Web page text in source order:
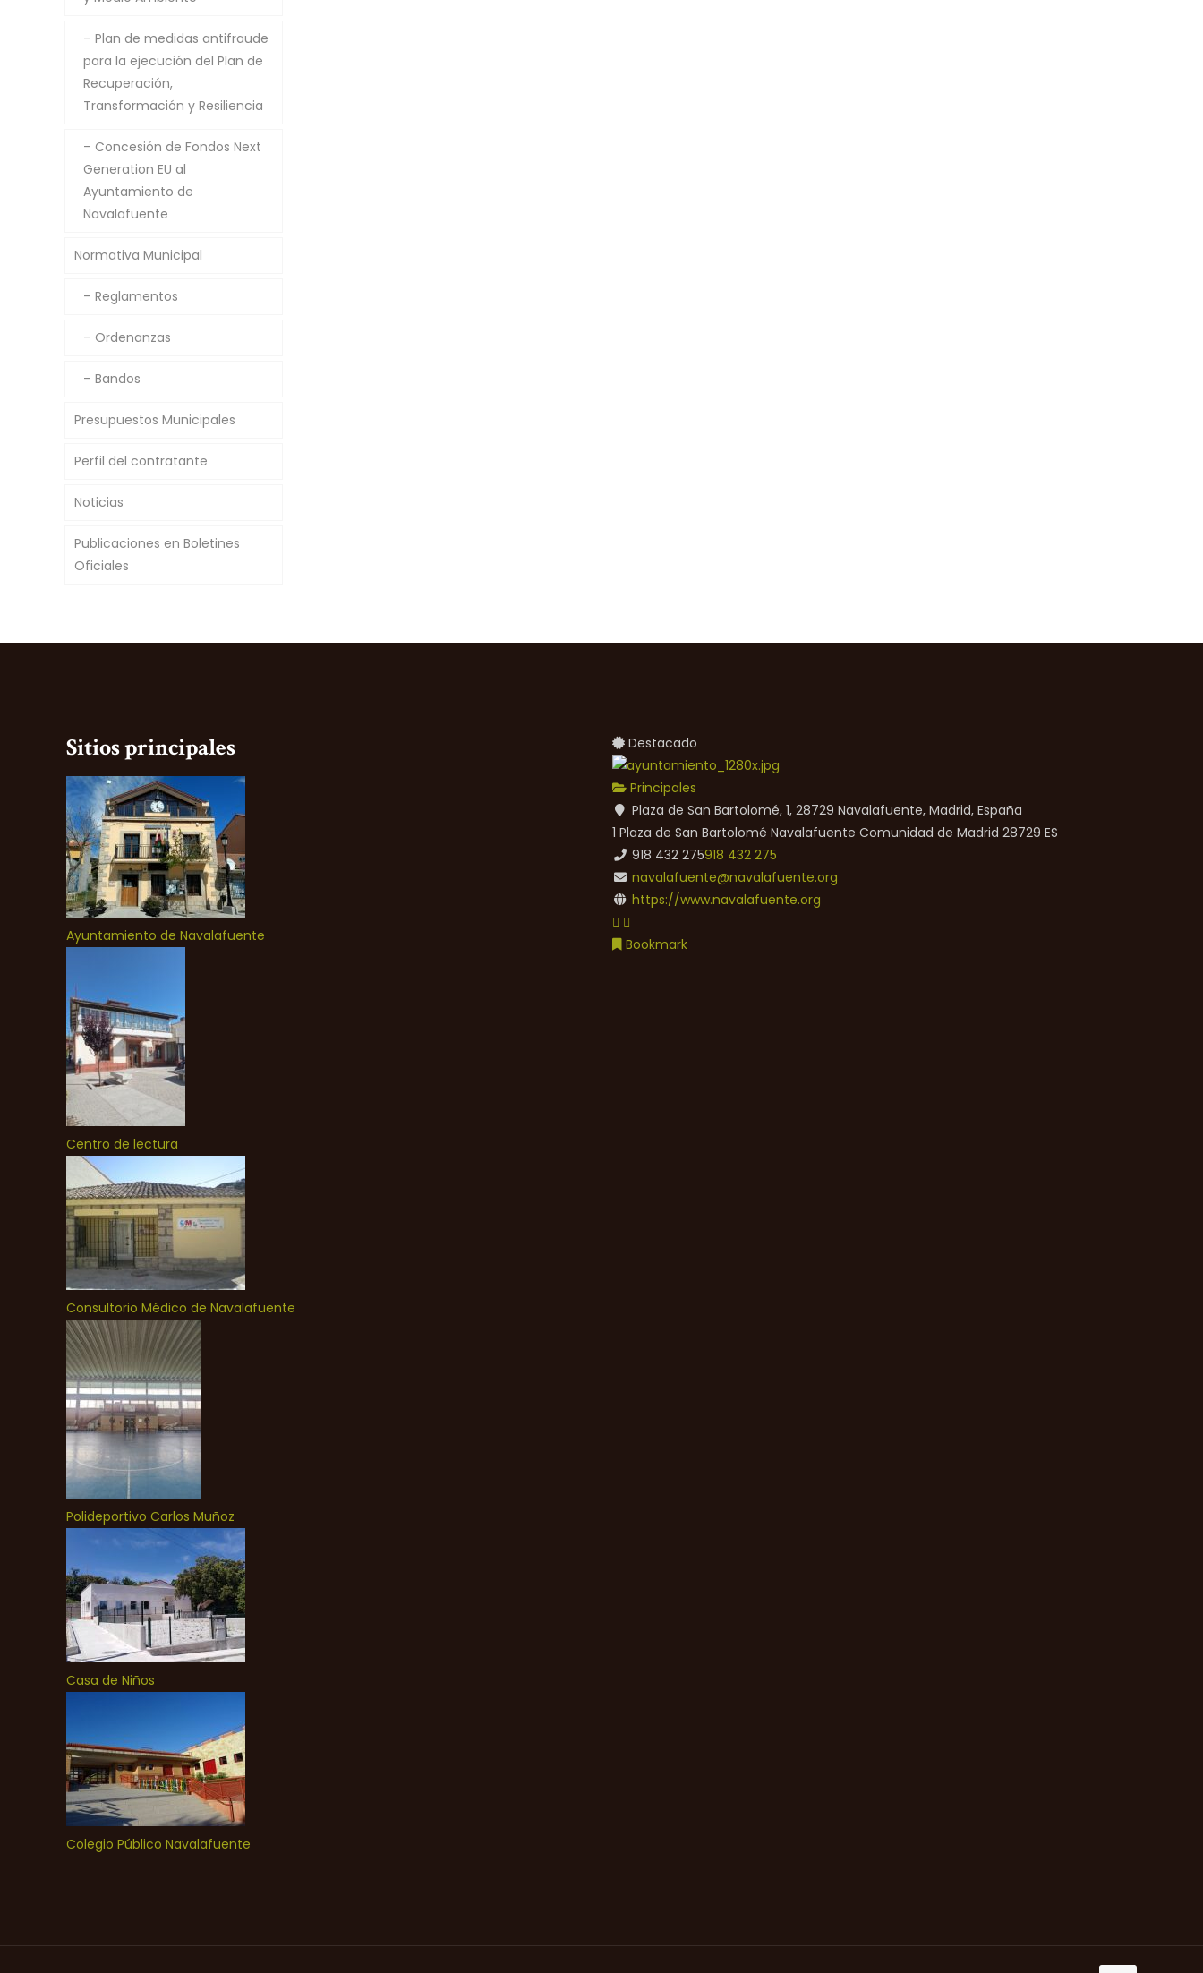
Plan de medidas antifraude
para la ejecución del Plan de
Recuperación,
Transformación y Resiliencia
Concesión de Fondos Next
Generation EU al
Ayuntamiento de
Navalafuente
Normativa Municipal
Reglamentos
Ordenanzas
Bandos
Presupuestos Municipales
Perfil del contratante
Noticias
Publicaciones en Boletines
Oficiales
Sitios principales
Ayuntamiento de Navalafuente
Centro de lectura
Consultorio Médico de Navalafuente
Polideportivo Carlos Muñoz
Casa de Niños
Colegio Público Navalafuente
Destacado
Principales
Plaza de San Bartolomé, 1, 28729 Navalafuente, Madrid, España
1 Plaza de San Bartolomé Navalafuente Comunidad de Madrid 28729 ES
918 432 275918 432 275
navalafuente@navalafuente.org
https://www.navalafuente.org
Bookmark